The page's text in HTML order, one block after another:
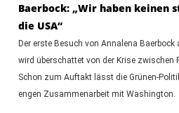
Baerbock: „Wir haben keinen
die USA“
Der erste Besuch von Annalena
wird überschattet von der Krise zwischen
Schon zum Auftakt lässt die Grünen-
engen Zusammenarbeit mit Washington.